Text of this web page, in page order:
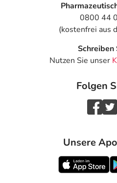
0800 44
(kostenfrei aus
Schreiben
Nutzen Sie unser
Folgen
Unsere